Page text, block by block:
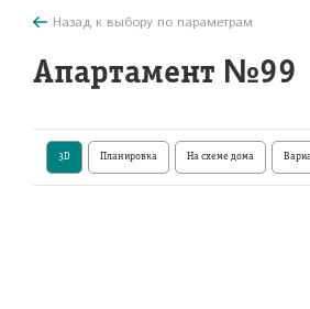
Назад к выбору по параметрам
Апартамент №99
3D Планировка На схеме дома